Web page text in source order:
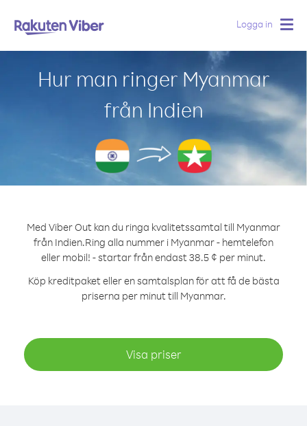
Logga in
Hur man ringer Myanmar
från Indien
Med Viber Out kan du ringa kvalitetssamtal till Myanmar
från Indien.Ring alla nummer i Myanmar - hemtelefon
eller mobil! - startar från endast 38.5 ¢ per minut.
Köp kreditpaket eller en samtalsplan för att få de bästa
priserna per minut till Myanmar.
Visa priser